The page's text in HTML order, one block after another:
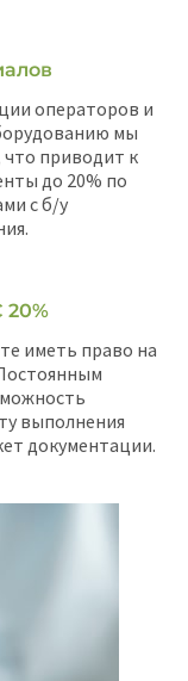
операторов и
мы
что приводит к
до 20% по
с б/у
20%
иметь право на
выполнения
документации.